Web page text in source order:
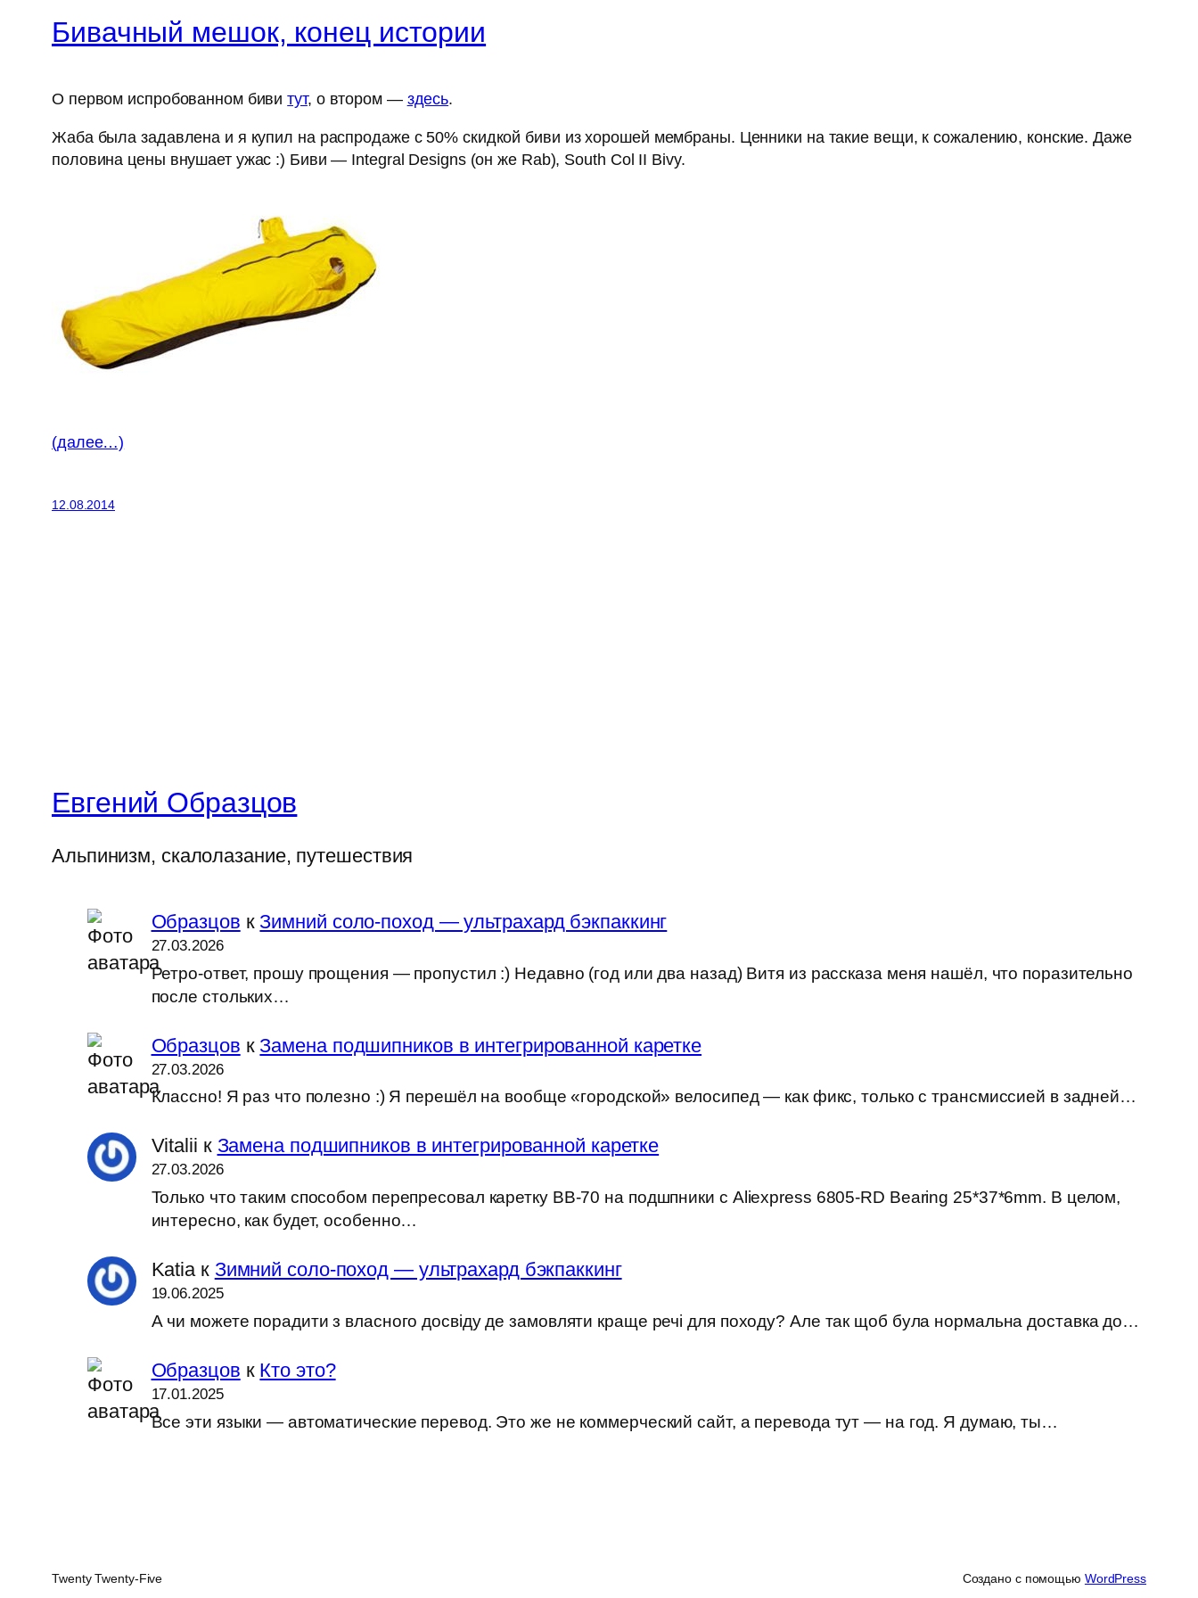
Бивачный мешок, конец истории
О первом испробованном бивитут, о втором — здесь.
Жаба была задавлена и я купил на распродаже c 50% скидкой биви из хорошей мембраны. Ценники на такие вещи, к сожалению, конские. Даже
половина цены внушает ужас :) Биви — Integral Designs (он же Rab), South Col II Bivy.
(далее…)
12.08.2014
Евгений Образцов
Альпинизм, скалолазание, путешествия
Образцов к Зимний соло-поход — ультрахард бэкпаккинг
27.03.2026
Ретро-ответ, прошу прощения — пропустил :) Недавно (год или два назад) Витя из рассказа меня нашёл, что поразительно
после стольких…
Образцов к Замена подшипников в интегрированной каретке
27.03.2026
Классно! Я раз что полезно :) Я перешёл на вообще «городской» велосипед — как фикс, только с трансмиссией в задней…
Vitalii к Замена подшипников в интегрированной каретке
27.03.2026
Только что таким способом перепресовал каретку BB-70 на подшпники с Aliexpress 6805-RD Bearing 25*37*6mm. В целом,
интересно, как будет, особенно…
Katiaк Зимний соло-поход — ультрахард бэкпаккинг
19.06.2025
А чи можете порадити з власного досвіду де замовляти краще речі для походу? Але так щоб була нормальна доставка до…
Образцов к Кто это?
17.01.2025
Все эти языки — автоматические перевод. Это же не коммерческий сайт, а перевода тут — на год. Я думаю, ты…
Twenty Twenty-Five Создано с помощью WordPress